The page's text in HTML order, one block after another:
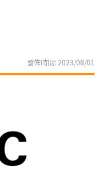
發佈時間: 2023/08/01